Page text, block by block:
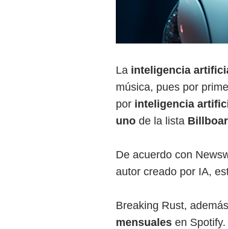
La inteligencia
música, pues por
por inteligencia
uno de la lista
De acuerdo con
autor creado por IA,
Breaking Rust,
mensuales en